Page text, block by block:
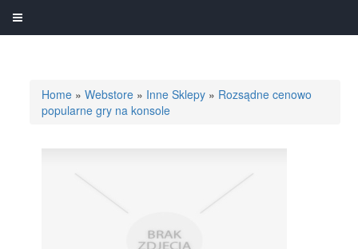
Home »Webstore » Inne Sklepy » Rozsądne cenowo
popularne gry na konsole